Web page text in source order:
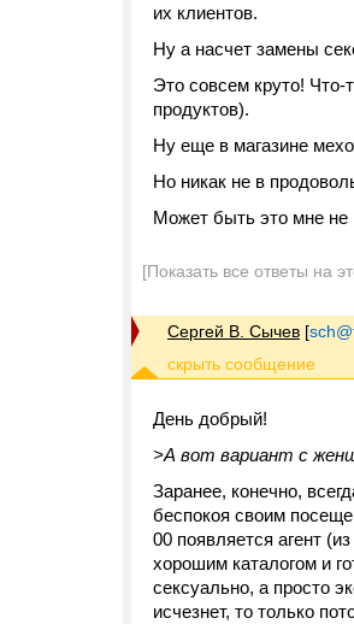
их клиентов.
Ну а насчет замены
Это совсем круто!
продуктов).
Ну еще в магазине
Но никак не в
Может быть это мне не
[Показать все ответы на
Сергей В. Сычев [
День добрый!
>А вот вариант с
Заранее, конечно,
беспокоя своим
00 появляется агент
хорошим каталогом и
сексуально, а просто
исчезнет, то только